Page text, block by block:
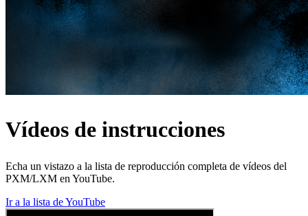
Vídeos de instrucciones
Echa un vistazo a la lista de reproducción completa de vídeos del
PXM/LXM en YouTube.
Ir a la lista de YouTube